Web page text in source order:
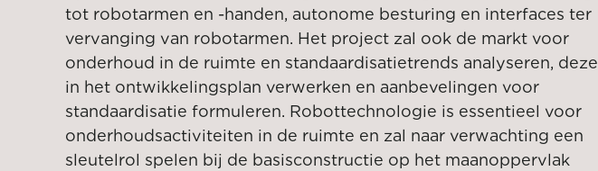
tot robotarmen en -handen, autonome besturing en interfaces ter
vervanging van robotarmen. Het project zal ook de markt voor
onderhoud in de ruimte en standaardisatietrends analyseren, deze
in het ontwikkelingsplan verwerken en aanbevelingen voor
standaardisatie formuleren. Robottechnologie is essentieel voor
onderhoudsactiviteiten in de ruimte en zal naar verwachting een
sleutelrol spelen bij de basisconstructie op het maanoppervlak